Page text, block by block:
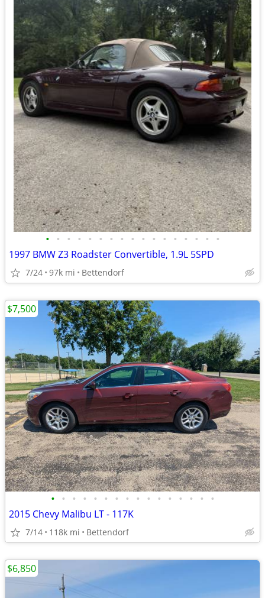
• • • • • • • • • • • • • • • • •
1997 BMW Z3 Roadster Convertible, 1.9L 5SPD
7/24 97k mi Bettendorf
• • • • • • • • • • • • • • • •
2015 Chevy Malibu LT - 117K
7/14 118k mi Bettendorf
$7,500
$6,850